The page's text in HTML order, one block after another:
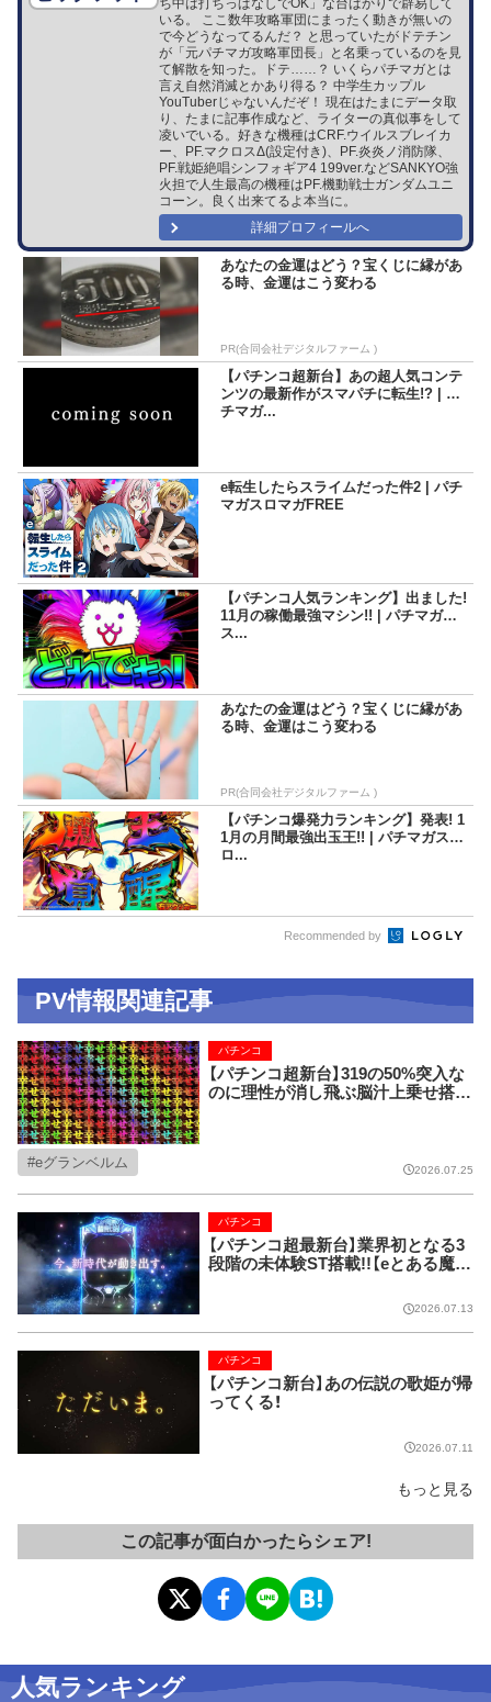
ち中は打ちっぱなしでOK」な台ばかりで辟易して
いる。 ここ数年攻略軍団にまったく動きが無いの
で今どうなってるんだ？ と思っていたがドテチン
が「元パチマガ攻略軍団長」と名乗っているのを見
て解散を知った。ドテ……？ いくらパチマガとは
言え自然消滅とかあり得る？ 中学生カップル
YouTuberじゃないんだぞ！ 現在はたまにデータ取
り、たまに記事作成など、ライターの真似事をして
凌いでいる。好きな機種はCRF.ウイルスブレイカ
ー、PF.マクロスΔ(設定付き)、PF.炎炎ノ消防隊、
PF.戦姫絶唱シンフォギア4 199ver.などSANKYO強
火担で人生最高の機種はPF.機動戦士ガンダムユニ
コーン。良く出来てるよ本当に。
詳細プロフィールへ
あなたの金運はどう？宝くじに縁があ
る時、金運はこう変わる
PR(合同会社デジタルファーム )
【パチンコ超新台】あの超人気コンテ
ンツの最新作がスマパチに転生!? | パ
チマガ...
e転生したらスライムだった件2 | パチ
マガスロマガFREE
【パチンコ人気ランキング】出ました!
11月の稼働最強マシン!! | パチマガ
ス...
あなたの金運はどう？宝くじに縁があ
る時、金運はこう変わる
PR(合同会社デジタルファーム )
【パチンコ爆発力ランキング】発表! 1
1月の月間最強出玉王!! | パチマガス
ロ...
Recommended by
PV情報関連記事
【パチンコ超新台】319の50%突入な
のに理性が消し飛ぶ脳汁上乗せ搭載
パチンコ
eグランベルム 2026.07.25
【パチンコ超最新台】業界初となる3
段階の未体験ST搭載!!【eとある魔術
パチンコ
2026.07.13
【パチンコ新台】あの伝説の歌姫が帰
ってくる！
パチンコ
2026.07.11
もっと見る
この記事が面白かったらシェア!
人気ランキング